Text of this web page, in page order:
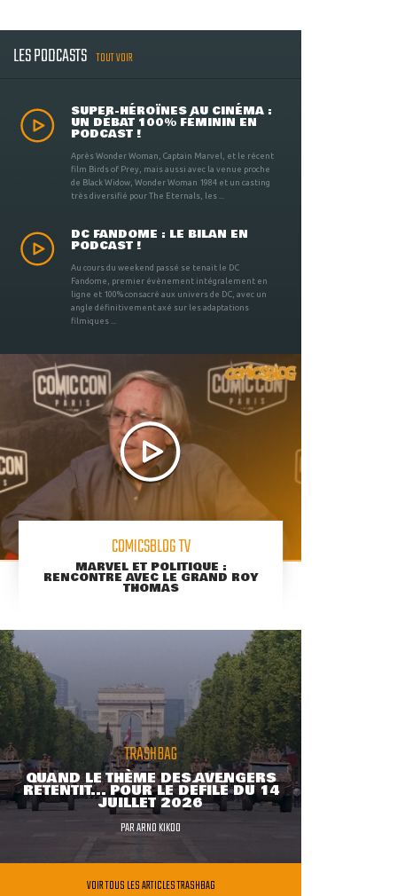
LES PODCASTS TOUT VOIR
SUPER-HÉROÏNES AU CINÉMA :
UN DÉBAT 100% FÉMININ EN
PODCAST !
Après Wonder Woman, Captain Marvel, et le récent
film Birds of Prey, mais aussi avec la venue proche
de Black Widow, Wonder Woman 1984 et un casting
très diversifié pour The Eternals, les ...
DC FANDOME : LE BILAN EN
PODCAST !
Au cours du weekend passé se tenait le DC
Fandome, premier évènement intégralement en
ligne et 100% consacré aux univers de DC, avec un
angle définitivement axé sur les adaptations
filmiques ...
COMICSBLOG TV
MARVEL ET POLITIQUE :
RENCONTRE AVEC LE GRAND ROY
THOMAS
TRASHBAG
QUAND LE THÈME DES AVENGERS
RETENTIT... POUR LE DÉFILÉ DU 14
JUILLET 2026
PARARNO KIKOO
VOIR TOUS LES ARTICLES TRASHBAG